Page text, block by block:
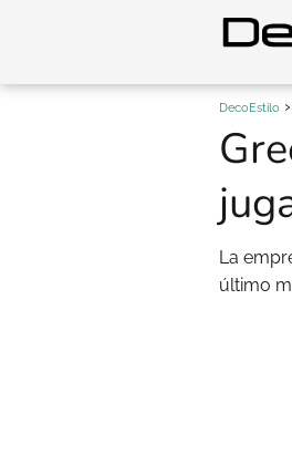
DecoEstilo
La
último